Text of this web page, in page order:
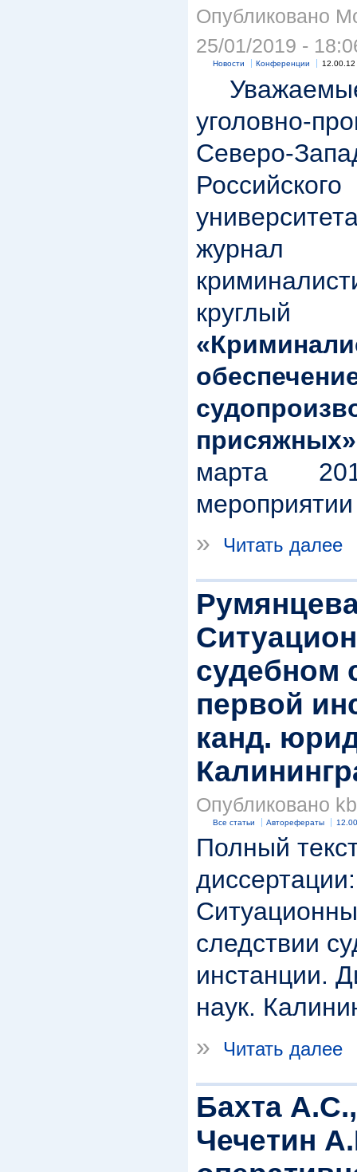
Опубликовано
25/01/2019 -
Новости Конференции 12.00.12
уголовно-
Северо-
марта
»
Читать далее
судебном
первой
канд.
Опубликовано
Все статьи Авторефераты
Полный
следствии
инстанции.
наук.
»
Читать далее
Бахта
Чечетин